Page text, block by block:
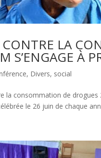
LA
S’ENGAGE À
, Divers, social
la consommation de
le 26 juin de chaque